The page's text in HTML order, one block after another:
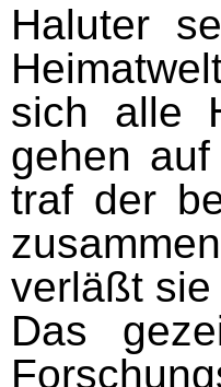
Haluter
sich alle
gehen
traf der
verläßt sie
Das